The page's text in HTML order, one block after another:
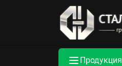
Продукция